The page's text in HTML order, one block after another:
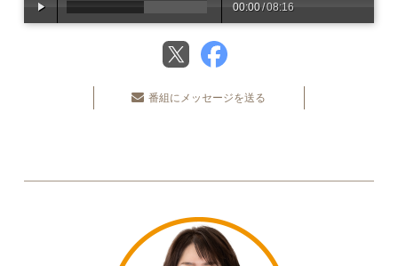
00:00/08:16
番組にメッセージを送る